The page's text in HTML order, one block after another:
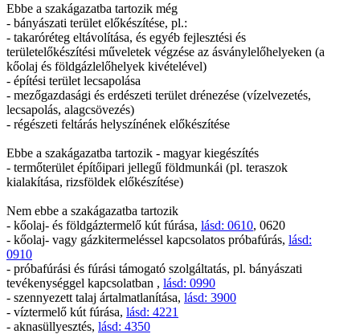
Ebbe a szakágazatba tartozik még
- bányászati terület előkészítése, pl.:
- takaróréteg eltávolítása, és egyéb fejlesztési és
területelőkészítési műveletek végzése az ásványlelőhelyeken (a
kőolaj és földgázlelőhelyek kivételével)
- építési terület lecsapolása
- mezőgazdasági és erdészeti terület drénezése (vízelvezetés,
lecsapolás, alagcsövezés)
- régészeti feltárás helyszínének előkészítése
Ebbe a szakágazatba tartozik - magyar kiegészítés
- termőterület építőipari jellegű földmunkái (pl. teraszok
kialakítása, rizsföldek előkészítése)
Nem ebbe a szakágazatba tartozik
- kőolaj- és földgáztermelő kút fúrása, lásd: 0610, 0620
- kőolaj- vagy gázkitermeléssel kapcsolatos próbafúrás, lásd:
0910
- próbafúrási és fúrási támogató szolgáltatás, pl. bányászati
tevékenységgel kapcsolatban , lásd: 0990
- szennyezett talaj ártalmatlanítása, lásd: 3900
- víztermelő kút fúrása, lásd: 4221
- aknasüllyesztés, lásd: 4350